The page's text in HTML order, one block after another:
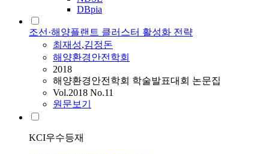
DBpia
조선·해양플랜트 클러스터 활성화 전략
최재성,김정돈
해양환경안전학회
2018
해양환경안전학회 학술발표대회 논문집
Vol.2018 No.11
원문보기
KCI우수등재